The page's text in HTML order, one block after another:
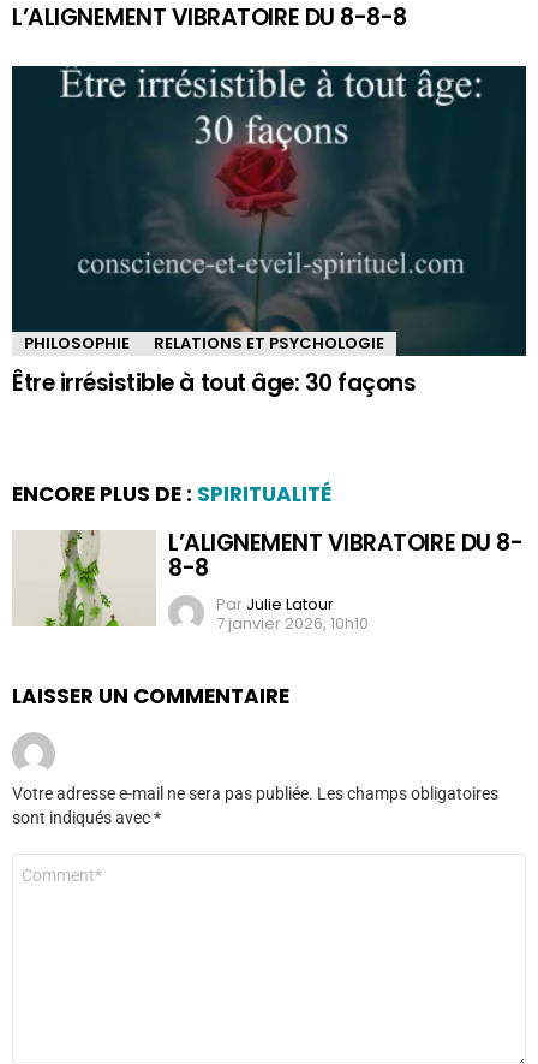
L’ALIGNEMENT VIBRATOIRE DU 8-8-8
PHILOSOPHIE RELATIONS ET PSYCHOLOGIE
Être irrésistible à tout âge: 30 façons
ENCORE PLUS DE : SPIRITUALITÉ
L’ALIGNEMENT VIBRATOIRE DU 8-
8-8
Par Julie Latour
7 janvier 2026, 10h10
LAISSER UN COMMENTAIRE
Votre adresse e-mail ne sera pas publiée. Les champs obligatoires
sont indiqués avec*